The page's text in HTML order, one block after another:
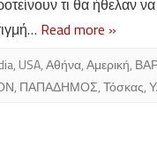
τι θα ήθελαν
Read more »
, USA,Αθήνα,Αμερική,
, ΠΑΠΑΔΗΜΟΣ,Τόσκας,